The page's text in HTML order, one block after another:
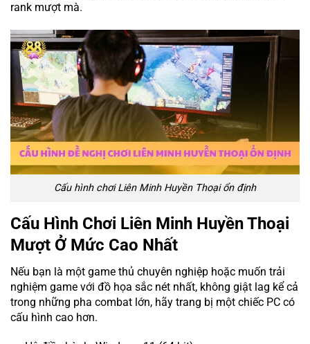
rank mượt mà.
Cấu hình chơi Liên Minh Huyền Thoại ổn định
Cấu Hình Chơi Liên Minh Huyền Thoại
Mượt Ở Mức Cao Nhất
Nếu bạn là một game thủ chuyên nghiệp hoặc muốn trải
nghiệm game với đồ họa sắc nét nhất, không giật lag kể cả
trong những pha combat lớn, hãy trang bị một chiếc PC có
cấu hình cao hơn.